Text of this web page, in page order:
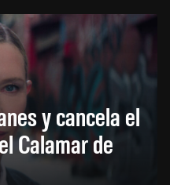
y cancela el
Calamar de